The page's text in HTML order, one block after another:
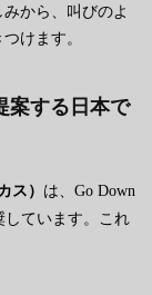
から、叫びのよ
けます。
案する日本で
ス） は、Go Down
しています。これ